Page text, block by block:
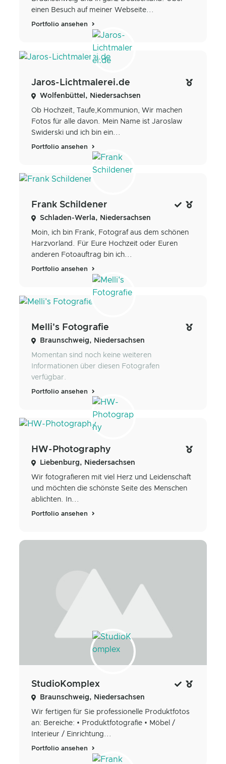
einen Besuch auf meiner Webseite...
Portfolio ansehen
Jaros-Lichtmalerei.de
Wolfenbüttel, Niedersachsen
Ob Hochzeit, Taufe,Kommunion, Wir machen
Fotos für alle davon. Mein Name ist Jaroslaw
Swiderski und ich bin ein...
Portfolio ansehen
Frank Schildener
Schladen-Werla, Niedersachsen
Moin, ich bin Frank, Fotograf aus dem schönen
Harzvorland. Für Eure Hochzeit oder Euren
anderen Fotoauftrag bin ich...
Portfolio ansehen
Melli's Fotografie
Braunschweig, Niedersachsen
Momentan sind noch keine weiteren
Informationen über diesen Fotografen
verfügbar.
Portfolio ansehen
HW-Photography
Liebenburg, Niedersachsen
Wir fotografieren mit viel Herz und Leidenschaft
und möchten die schönste Seite des Menschen
ablichten. In...
Portfolio ansehen
StudioKomplex
Braunschweig, Niedersachsen
Wir fertigen für Sie professionelle Produktfotos
an: Bereiche: • Produktfotografie • Möbel /
Interieur / Einrichtung...
Portfolio ansehen